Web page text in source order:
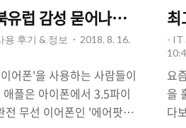
럽 감성 묻어나는 무선 이
후기 & 정보
2018. 8. 16.
어폰'을 사용하는 사람들이
플은 아이폰에서 3.5파이
전 무선 이어폰인 '에어팟
최
- IT
요
을
다